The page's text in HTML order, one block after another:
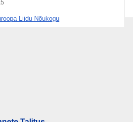
Liidu Nõukogu
ADD 1 REV 1
Väljaannete